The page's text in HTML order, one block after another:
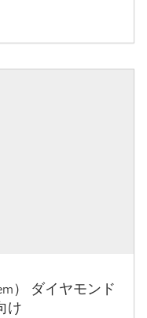
） ダイヤモンド
け